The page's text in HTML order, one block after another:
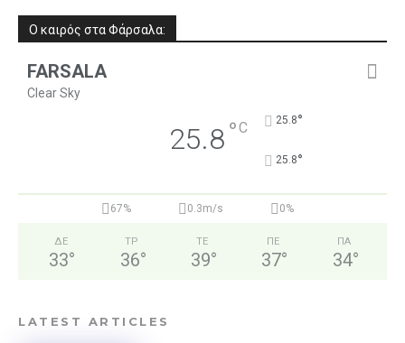
Ο καιρός στα Φάρσαλα:
FARSALA
Clear Sky
25.8°C 25.8°
25.8°
67% 0.3m/s 0%
ΔΕ
33°
ΤΡ
36°
ΤΕ
39°
ΠΕ
37°
ΠΑ
34°
LATEST ARTICLES